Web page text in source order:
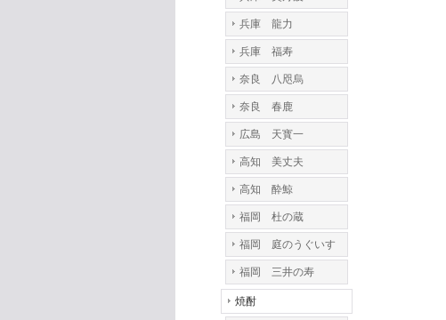
兵庫 龍力
兵庫 福寿
奈良 八咫烏
奈良 春鹿
広島 天寳一
高知 美丈夫
高知 酔鯨
福岡 杜の蔵
福岡 庭のうぐいす
福岡 三井の寿
焼酎